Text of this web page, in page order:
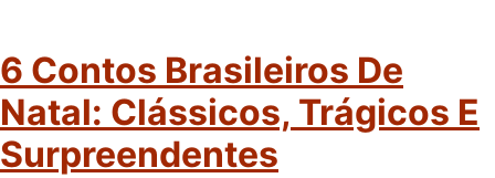
6 Contos Brasileiros De
Natal: Clássicos, Trágicos E
Surpreendentes